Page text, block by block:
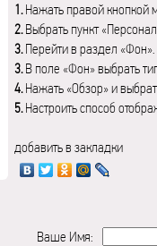
1.Нажать правой кнопкой
2.Выбрать пункт
3.Перейти в раздел «Фон».
3.В поле «Фон» выбрать
4.Нажать «Обзор» и
5.Настроить способ
добавить в закладки
Ваше Имя: